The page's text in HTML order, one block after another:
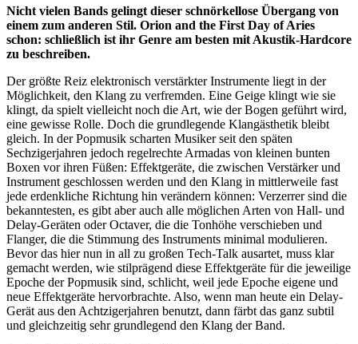
Nicht vielen Bands gelingt dieser schnörkellose Übergang von
einem zum anderen Stil. Orion and the First Day of Aries
schon: schließlich ist ihr Genre am besten mit Akustik-Hardcore
zu beschreiben.
Der größte Reiz elektronisch verstärkter Instrumente liegt in der
Möglichkeit, den Klang zu verfremden. Eine Geige klingt wie sie
klingt, da spielt vielleicht noch die Art, wie der Bogen geführt wird,
eine gewisse Rolle. Doch die grundlegende Klangästhetik bleibt
gleich. In der Popmusik scharten Musiker seit den späten
Sechzigerjahren jedoch regelrechte Armadas von kleinen bunten
Boxen vor ihren Füßen: Effektgeräte, die zwischen Verstärker und
Instrument geschlossen werden und den Klang in mittlerweile fast
jede erdenkliche Richtung hin verändern können: Verzerrer sind die
bekanntesten, es gibt aber auch alle möglichen Arten von Hall- und
Delay-Geräten oder Octaver, die die Tonhöhe verschieben und
Flanger, die die Stimmung des Instruments minimal modulieren.
Bevor das hier nun in all zu großen Tech-Talk ausartet, muss klar
gemacht werden, wie stilprägend diese Effektgeräte für die jeweilige
Epoche der Popmusik sind, schlicht, weil jede Epoche eigene und
neue Effektgeräte hervorbrachte. Also, wenn man heute ein Delay-
Gerät aus den Achtzigerjahren benutzt, dann färbt das ganz subtil
und gleichzeitig sehr grundlegend den Klang der Band.